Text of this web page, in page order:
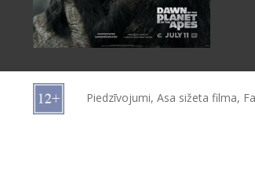
Ziņas
kartes
Piedzīvojumi, Asa sižeta filma,